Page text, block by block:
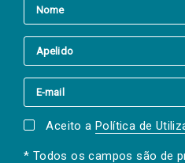
Aceito a Política de
* Todos os campos são de